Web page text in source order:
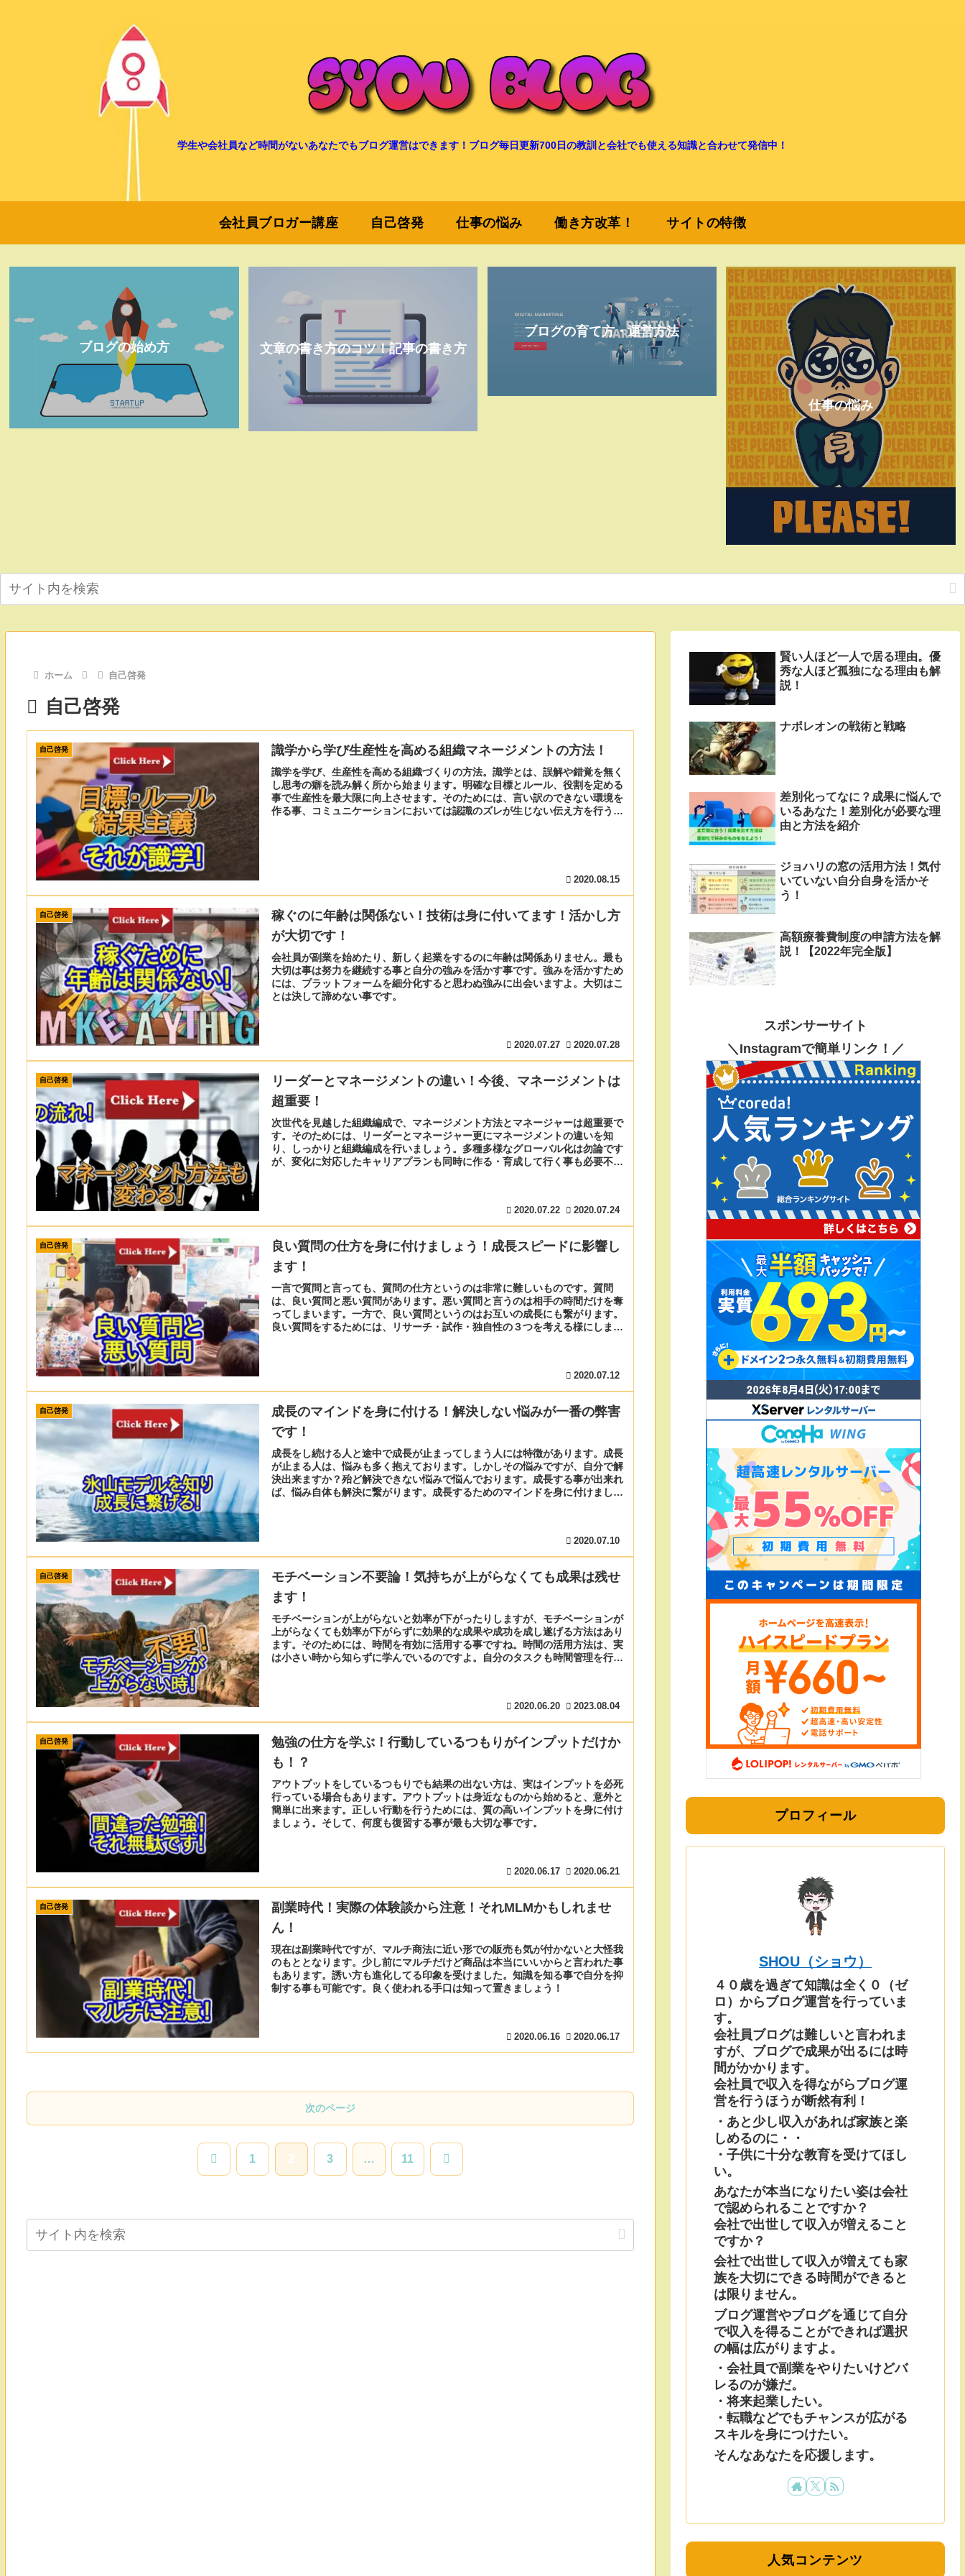
学生や会社員など時間がないあなたでもブログ運営はできます！ブログ毎日更新700日の教訓と会社でも使える知識と合わせて発信中！
会社員ブロガー講座 自己啓発 仕事の悩み 働き方改革！ サイトの特徴
ブログの始め方 文章の書き方のコツ！記事の書き方
ブログの育て方・運営方法
仕事の悩み
ホーム 自己啓発
自己啓発
自己啓発 識学から学び生産性を高める組織マネージメントの方法！
識学を学び、生産性を高める組織づくりの方法。識学とは、誤解や錯覚を無く
し思考の癖を読み解く所から始まります。明確な目標とルール、役割を定める
事で生産性を最大限に向上させます。そのためには、言い訳のできない環境を
作る事、コミュニケーションにおいては認識のズレが生じない伝え方を行う事
2020.08.15
自己啓発
稼ぐのに年齢は関係ない！技術は身に付いてます！活かし方
が大切です！
会社員が副業を始めたり、新しく起業をするのに年齢は関係ありません。最も
大切は事は努力を継続する事と自分の強みを活かす事です。強みを活かすため
には、プラットフォームを細分化すると思わぬ強みに出会いますよ。大切はこ
とは決して諦めない事です。
2020.07.27 2020.07.28
自己啓発
リーダーとマネージメントの違い！今後、マネージメントは
超重要！
次世代を見越した組織編成で、マネージメント方法とマネージャーは超重要で
す。そのためには、リーダーとマネージャー更にマネージメントの違いを知
り、しっかりと組織編成を行いましょう。多種多様なグローバル化は勿論です
が、変化に対応したキャリアプランも同時に作る・育成して行く事も必要不可
2020.07.22 2020.07.24
自己啓発
良い質問の仕方を身に付けましょう！成長スピードに影響し
ます！
一言で質問と言っても、質問の仕方というのは非常に難しいものです。質問
は、良い質問と悪い質問があります。悪い質問と言うのは相手の時間だけを奪
ってしまいます。一方で、良い質問というのはお互いの成長にも繋がります。
良い質問をするためには、リサーチ・試作・独自性の３つを考える様にしまし
2020.07.12
自己啓発
成長のマインドを身に付ける！解決しない悩みが一番の弊害
です！
成長をし続ける人と途中で成長が止まってしまう人には特徴があります。成長
が止まる人は、悩みも多く抱えております。しかしその悩みですが、自分で解
決出来ますか？殆ど解決できない悩みで悩んでおります。成長する事が出来れ
ば、悩み自体も解決に繋がります。成長するためのマインドを身に付けましょ
2020.07.10
自己啓発
モチベーション不要論！気持ちが上がらなくても成果は残せ
ます！
モチベーションが上がらないと効率が下がったりしますが、モチベーションが
上がらなくても効率が下がらずに効果的な成果や成功を成し遂げる方法はあり
ます。そのためには、時間を有効に活用する事ですね。時間の活用方法は、実
は小さい時から知らずに学んでいるのですよ。自分のタスクも時間管理を行っ
2020.06.20 2023.08.04
自己啓発
勉強の仕方を学ぶ！行動しているつもりがインプットだけか
も！？
アウトプットをしているつもりでも結果の出ない方は、実はインプットを必死
行っている場合もあります。アウトプットは身近なものから始めると、意外と
簡単に出来ます。正しい行動を行うためには、質の高いインプットを身に付け
ましょう。そして、何度も復習する事が最も大切な事です。
2020.06.17 2020.06.21
自己啓発
副業時代！実際の体験談から注意！それMLMかもしれませ
ん！
現在は副業時代ですが、マルチ商法に近い形での販売も気が付かないと大怪我
のもととなります。少し前にマルチだけど商品は本当にいいからと言われた事
もあります。誘い方も進化してる印象を受けました。知識を知る事で自分を抑
制する事も可能です。良く使われる手口は知って置きましょう！
2020.06.16 2020.06.17
次のページ
前 1 2 3 … 11 次
賢い人ほど一人で居る理由。優
秀な人ほど孤独になる理由も解
説！
ナポレオンの戦術と戦略
差別化ってなに？成果に悩んで
いるあなた！差別化が必要な理
由と方法を紹介
ジョハリの窓の活用方法！気付
いていない自分自身を活かそ
う！
高額療養費制度の申請方法を解
説！【2022年完全版】
スポンサーサイト
＼Instagramで簡単リンク！／
プロフィール
SHOU（ショウ）
４０歳を過ぎて知識は全く０（ゼ
ロ）からブログ運営を行っていま
す。
会社員ブログは難しいと言われま
すが、ブログで成果が出るには時
間がかかります。
会社員で収入を得ながらブログ運
営を行うほうが断然有利！
・あと少し収入があれば家族と楽
しめるのに・・
・子供に十分な教育を受けてほし
い。
あなたが本当になりたい姿は会社
で認められることですか？
会社で出世して収入が増えること
ですか？
会社で出世して収入が増えても家
族を大切にできる時間ができると
は限りません。
ブログ運営やブログを通じて自分
で収入を得ることができれば選択
の幅は広がりますよ。
・会社員で副業をやりたいけどバ
レるのが嫌だ。
・将来起業したい。
・転職などでもチャンスが広がる
スキルを身につけたい。
そんなあなたを応援します。
人気コンテンツ